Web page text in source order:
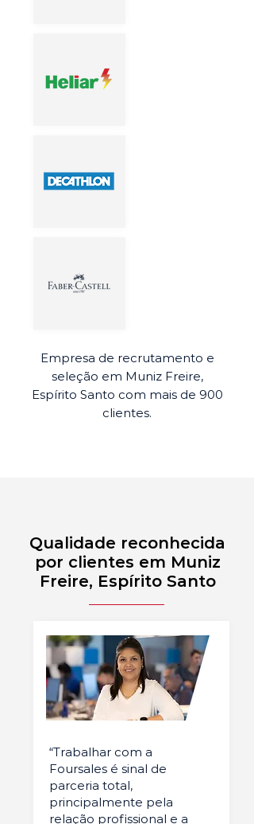
Empresa de recrutamento e
seleção em Muniz Freire,
Espírito Santo com mais de 900
clientes.
Qualidade reconhecida
por clientes em Muniz
Freire, Espírito Santo
“Trabalhar com a
Foursales é sinal de
parceria total,
principalmente pela
relação profissional e a